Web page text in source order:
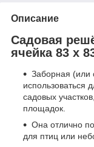
Описание
Садовая
ячейка 83 x
Заборная (или
использоваться
садовыx
площадок.
Она отлично
для птиц или